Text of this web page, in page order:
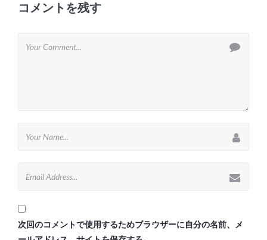
コメントを残す
次回のコメントで使用するためブラウザーに自分の名前、メ